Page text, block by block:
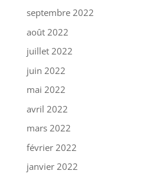
septembre 2022
août 2022
juillet 2022
juin 2022
mai 2022
avril 2022
mars 2022
février 2022
janvier 2022